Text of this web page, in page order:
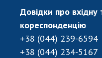
Міжнародні
ДОКУМЕНТИ
Нормативні акти
Довідки про вхідну
кореспонденцію
+38 (044) 239-6594
+38 (044) 234-5167